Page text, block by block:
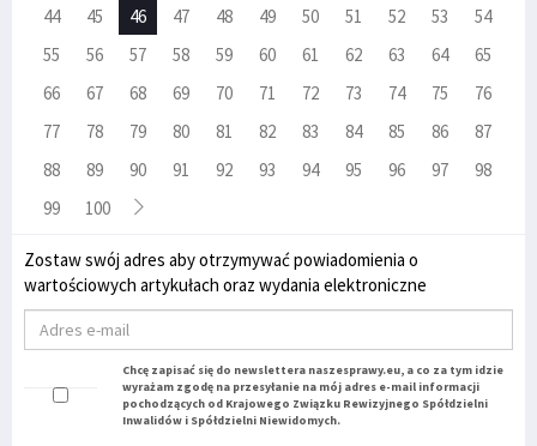
44
45 46 47 48 49 50 51 52 53
54
55
56 57 58 59 60 61 62 63 64
65
66
67 68 69 70 71 72 73 74 75
76
77
78 79 80 81 82 83 84 85 86
87
88
89 90 91 92 93 94 95 96 97
98
99
100
Zostaw swój adres aby otrzymywać powiadomienia o
wartościowych artykułach oraz wydania elektroniczne
Chcę zapisać się do newslettera naszesprawy.eu, a co za tym idzie
wyrażam zgodę na przesyłanie na mój adres e-mail informacji
pochodzących od Krajowego Związku Rewizyjnego Spółdzielni
Inwalidów i Spółdzielni Niewidomych.